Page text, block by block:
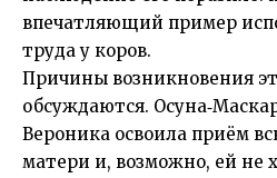
впечатляющий пример
труда у коров.
Причины возникновения
обсуждаются.
Вероника освоила приём
матери и, возможно, ей не